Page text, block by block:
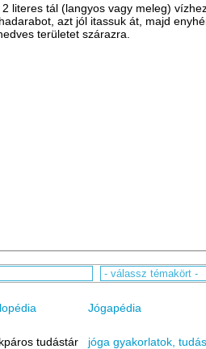
literes tál (langyos vagy meleg)
azt jól itassuk át, majd
területet szárazra.
Jógapédia
tudástár jóga gyakorlatok,